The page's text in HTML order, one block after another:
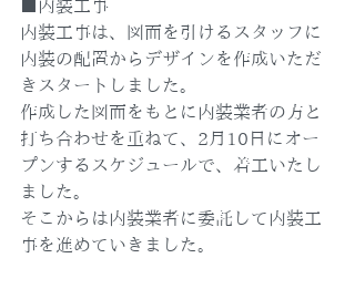
■内装工事
内装工事は、図面を引けるスタッフに
内装の配置からデザインを作成いただ
きスタートしました。
作成した図面をもとに内装業者の方と
打ち合わせを重ねて、2月10日にオー
プンするスケジュールで、着工いたし
ました。
そこからは内装業者に委託して内装工
事を進めていきました。